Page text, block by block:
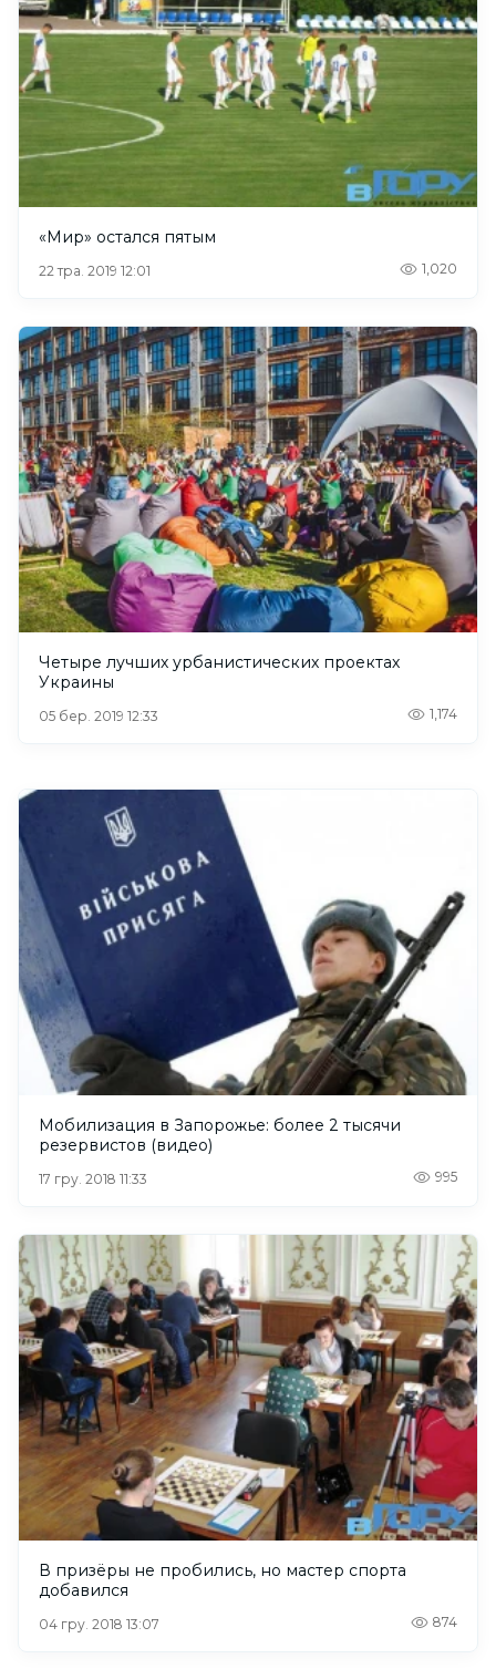
«Мир» остался пятым
22 тра. 2019 12:01 1,020
Четыре лучших урбанистических проектах
Украины
05 бер. 2019 12:33 1,174
Мобилизация в Запорожье: более 2 тысячи
резервистов (видео)
17 гру. 2018 11:33 995
В призёры не пробились, но мастер спорта
добавился
04 гру. 2018 13:07 874